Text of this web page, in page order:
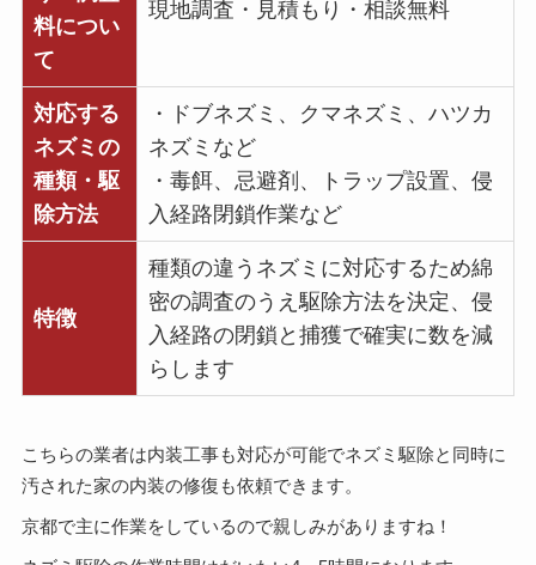
料につい
て
現地調査・見積もり・相談無料
対応する
ネズミの
種類・駆
除方法
・ドブネズミ、クマネズミ、ハツカ
ネズミなど
・毒餌、忌避剤、トラップ設置、侵
入経路閉鎖作業など
特徴
種類の違うネズミに対応するため綿
密の調査のうえ駆除方法を決定、侵
入経路の閉鎖と捕獲で確実に数を減
らします
こちらの業者は内装工事も対応が可能でネズミ駆除と同時に
汚された家の内装の修復も依頼できます。
京都で主に作業をしているので親しみがありますね！